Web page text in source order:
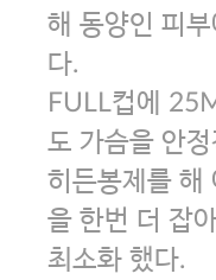
해 동양인 피
다.
FULL컵에
도 가슴을 안
히든봉제를 해
을 한번 더 잡
최소화 했다.